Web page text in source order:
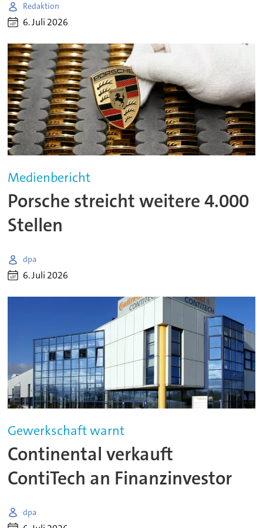
Redaktion
6. Juli 2026
Medienbericht
Porsche streicht weitere 4.000
Stellen
dpa
6. Juli 2026
Gewerkschaft warnt
Continental verkauft
ContiTech an Finanzinvestor
dpa